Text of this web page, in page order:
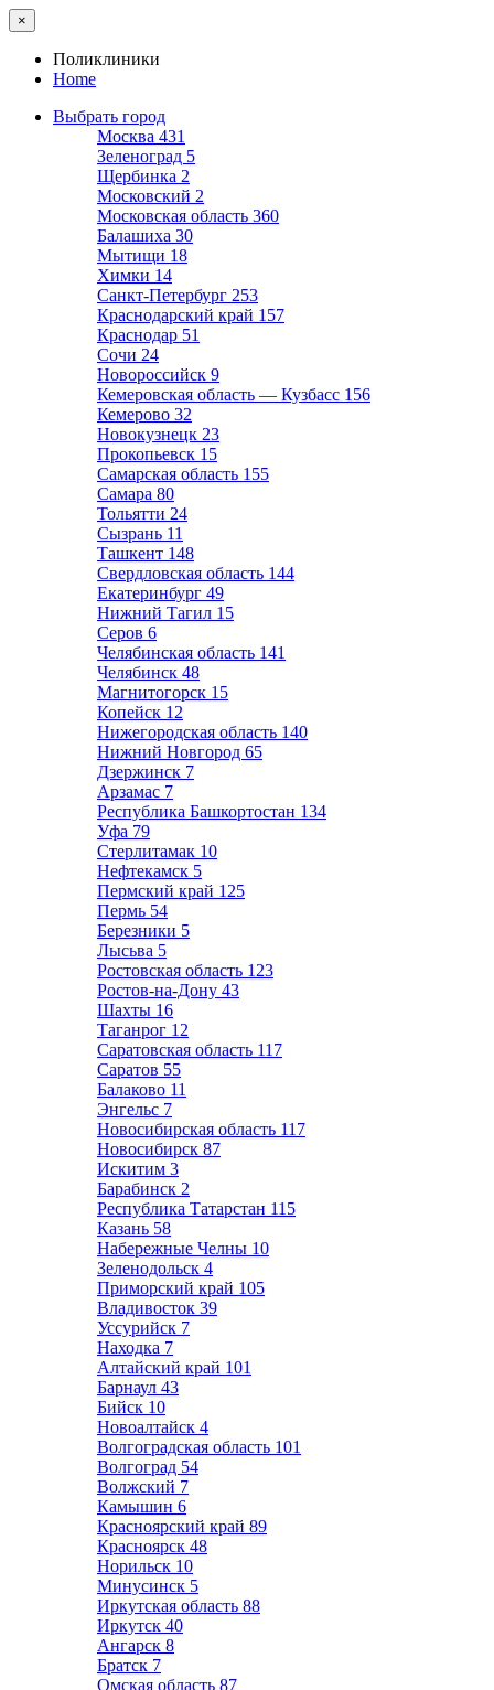
×
Поликлиники
Home
Выбрать город
Москва 431
Зеленоград 5
Щербинка 2
Московский 2
Московская область 360
Балашиха 30
Мытищи 18
Химки 14
Санкт-Петербург 253
Краснодарский край 157
Краснодар 51
Сочи 24
Новороссийск 9
Кемеровская область — Кузбасс 156
Кемерово 32
Новокузнецк 23
Прокопьевск 15
Самарская область 155
Самара 80
Тольятти 24
Сызрань 11
Ташкент 148
Свердловская область 144
Екатеринбург 49
Нижний Тагил 15
Серов 6
Челябинская область 141
Челябинск 48
Магнитогорск 15
Копейск 12
Нижегородская область 140
Нижний Новгород 65
Дзержинск 7
Арзамас 7
Республика Башкортостан 134
Уфа 79
Стерлитамак 10
Нефтекамск 5
Пермский край 125
Пермь 54
Березники 5
Лысьва 5
Ростовская область 123
Ростов-на-Дону 43
Шахты 16
Таганрог 12
Саратовская область 117
Саратов 55
Балаково 11
Энгельс 7
Новосибирская область 117
Новосибирск 87
Искитим 3
Барабинск 2
Республика Татарстан 115
Казань 58
Набережные Челны 10
Зеленодольск 4
Приморский край 105
Владивосток 39
Уссурийск 7
Находка 7
Алтайский край 101
Барнаул 43
Бийск 10
Новоалтайск 4
Волгоградская область 101
Волгоград 54
Волжский 7
Камышин 6
Красноярский край 89
Красноярск 48
Норильск 10
Минусинск 5
Иркутская область 88
Иркутск 40
Ангарск 8
Братск 7
Омская область 87